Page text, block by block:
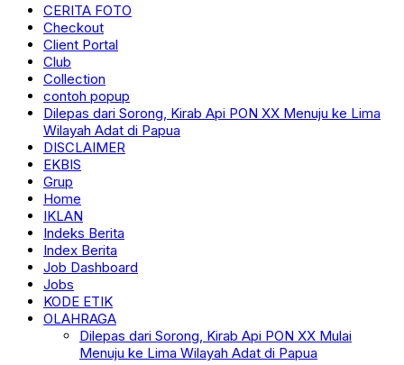
CERITA FOTO
Checkout
Client Portal
Club
Collection
contoh popup
Dilepas dari Sorong, Kirab Api PON XX Menuju ke Lima
Wilayah Adat di Papua
DISCLAIMER
EKBIS
Grup
Home
IKLAN
Indeks Berita
Index Berita
Job Dashboard
Jobs
KODE ETIK
OLAHRAGA
Dilepas dari Sorong, Kirab Api PON XX Mulai
Menuju ke Lima Wilayah Adat di Papua